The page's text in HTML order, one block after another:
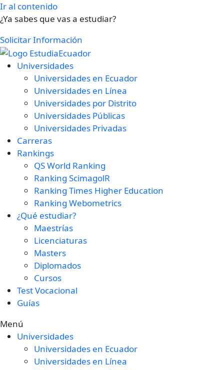
Ir al contenido
¿Ya sabes que vas a estudiar?
Solicitar Información
Universidades
Universidades en Ecuador
Universidades en Línea
Universidades por Distrito
Universidades Públicas
Universidades Privadas
Carreras
Rankings
QS World Ranking
Ranking ScimagolR
Ranking Times Higher Education
Ranking Webometrics
¿Qué estudiar?
Maestrías
Licenciaturas
Masters
Diplomados
Cursos
Test Vocacional
Guías
Menú
Universidades
Universidades en Ecuador
Universidades en Línea